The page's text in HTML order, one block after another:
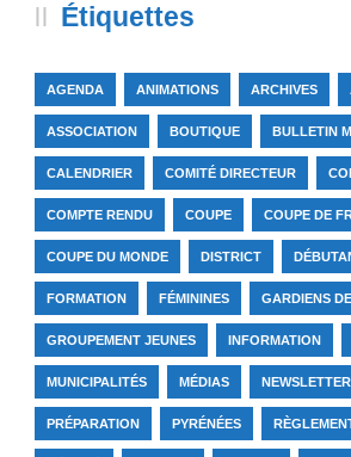
Étiquettes
AGENDA ANIMATIONS ARCHIVES
ASSOCIATION BOUTIQUE BULLETIN
CALENDRIER COMITÉ DIRECTEUR
COMPTE RENDU COUPE COUPE DE
COUPE DU MONDE DISTRICT
FORMATION FÉMININES GARDIENS
GROUPEMENT JEUNES INFORMATION
MUNICIPALITÉS MÉDIAS NEWSLETTER
PRÉPARATION PYRÉNÉES